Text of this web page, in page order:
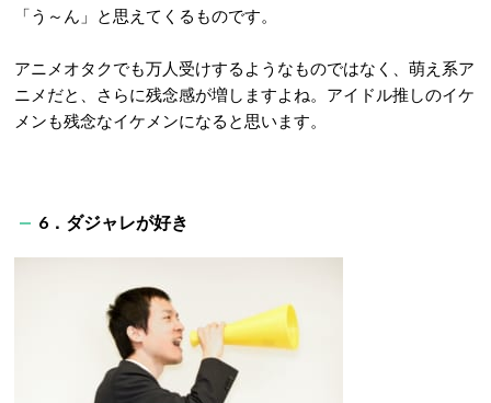
「う～ん」と思えてくるものです。
アニメオタクでも万人受けするようなものではなく、萌え系ア
ニメだと、さらに残念感が増しますよね。アイドル推しのイケ
メンも残念なイケメンになると思います。
6．ダジャレが好き